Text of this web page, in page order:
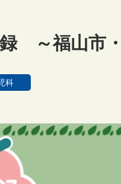
～福山市
科